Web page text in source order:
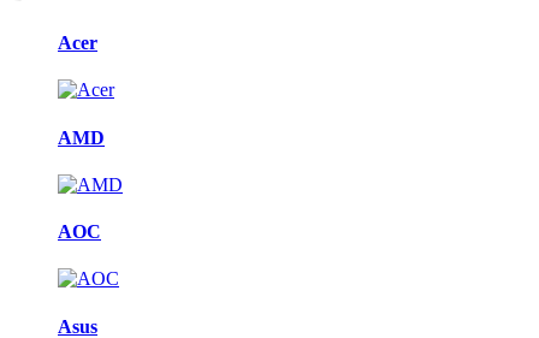
Acer
AMD
AOC
Asus